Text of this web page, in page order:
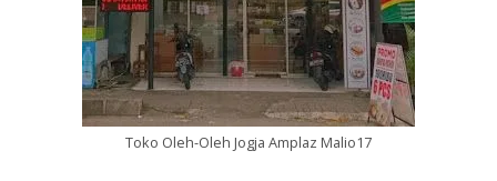
Toko Oleh-Oleh Jogja Amplaz Malio17